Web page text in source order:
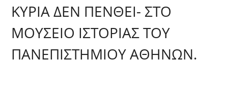
ΚΥΡΙΑ ΔΕΝ ΠΕΝΘΕΙ- ΣΤΟ
ΜΟΥΣΕΙΟ ΙΣΤΟΡΙΑΣ ΤΟΥ
ΠΑΝΕΠΙΣΤΗΜΙΟΥ ΑΘΗΝΩΝ.